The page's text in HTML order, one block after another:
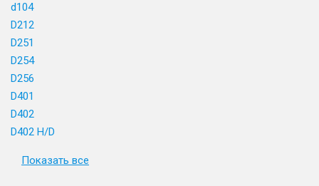
d104
D212
D251
D254
D256
D401
D402
D402 H/D
Показать все